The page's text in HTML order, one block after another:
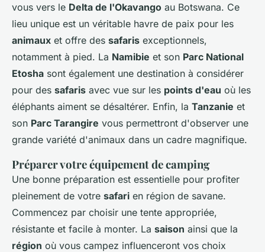
vous vers le Delta de l'Okavango au Botswana. Ce
lieu unique est un véritable havre de paix pour les
animaux et offre des safaris exceptionnels,
notamment à pied. La Namibie et son Parc National
Etosha sont également une destination à considérer
pour des safaris avec vue sur les points d'eau où les
éléphants aiment se désaltérer. Enfin, la Tanzanie et
son Parc Tarangire vous permettront d'observer une
grande variété d'animaux dans un cadre magnifique.
Préparer votre équipement de camping
Une bonne préparation est essentielle pour profiter
pleinement de votre safari en région de savane.
Commencez par choisir une tente appropriée,
résistante et facile à monter. La saison ainsi que la
région où vous campez influenceront vos choix